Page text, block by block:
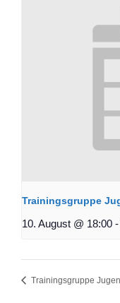
Trainingsgruppe
10. August @ 18:00 -
Trainingsgruppe